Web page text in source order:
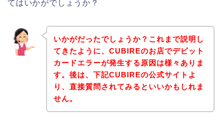
てはいかがでしょうか？
いかがだったでしょうか？これまで説明し
てきたように、CUBIREのお店でデビット
カードエラーが発生する原因は様々ありま
す。後は、下記CUBIREの公式サイトよ
り、直接質問されてみるといいかもしれま
せん。